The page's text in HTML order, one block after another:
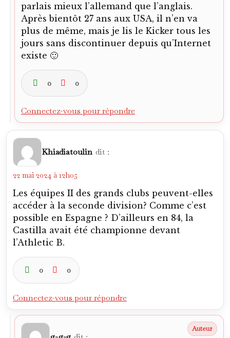
parlais mieux l’allemand que l’anglais.
Après bientôt 27 ans aux USA, il n’en va
plus de même, mais je lis le Kicker tous les
jours sans discontinuer depuis qu’Internet
existe 🙂
0 0
Connectez-vous pour répondre
Khiadiatoulin dit :
22 mai 2024 à 12h05
Les équipes II des grands clubs peuvent-elles
accéder à la seconde division? Comme c’est
possible en Espagne ? D’ailleurs en 84, la
Castilla avait été championne devant
l’Athletic B.
0 0
Connectez-vous pour répondre